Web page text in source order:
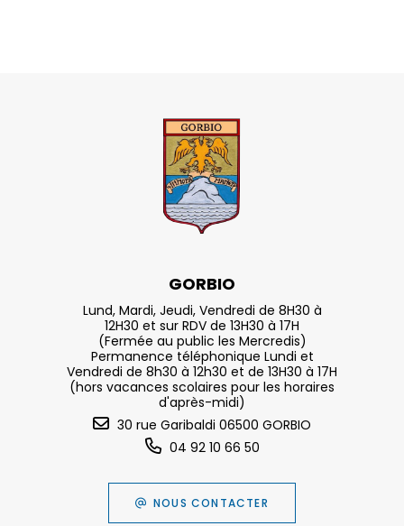
GORBIO
Lund, Mardi, Jeudi, Vendredi de 8H30 à
12H30 et sur RDV de 13H30 à 17H
(Fermée au public les Mercredis)
Permanence téléphonique Lundi et
Vendredi de 8h30 à 12h30 et de 13H30 à 17H
(hors vacances scolaires pour les horaires
d'après-midi)
30 rue Garibaldi 06500 GORBIO
04 92 10 66 50
NOUS CONTACTER